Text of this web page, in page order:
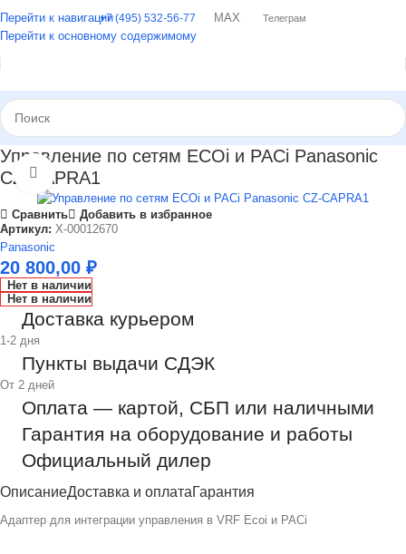
Перейти к навигации
Перейти к основному содержимому
+7 (495) 532-56-77 MAX Телеграм
Управление по сетям ECOi и PACi Panasonic
CZ-CAPRA1Нажмите, чтобы увеличить
Сравнить
Добавить в избранное
Артикул: X-00012670
Panasonic
20 800,00 ₽
Нет в наличии
Нет в наличии
Доставка курьером
1-2 дня
Пункты выдачи СДЭК
От 2 дней
Оплата — картой, СБП или наличными
Гарантия на оборудование и работы
Официальный дилер
ОписаниеДоставка и оплатаГарантия
Адаптер для интеграции управления в VRF Ecoi и PACi